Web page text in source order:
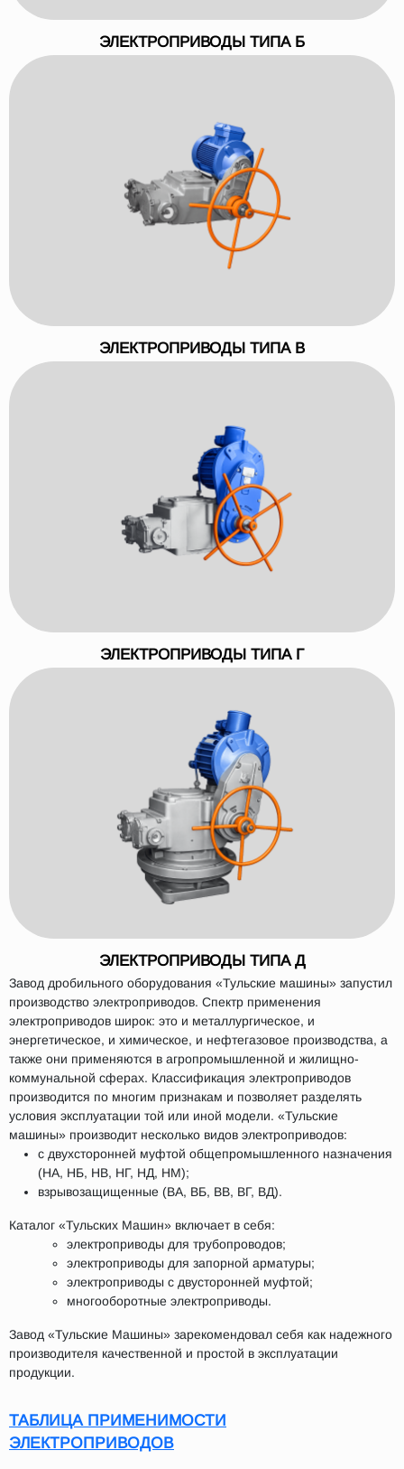
ЭЛЕКТРОПРИВОДЫ ТИПА Б
ЭЛЕКТРОПРИВОДЫ ТИПА В
ЭЛЕКТРОПРИВОДЫ ТИПА Г
ЭЛЕКТРОПРИВОДЫ ТИПА Д
Завод дробильного оборудования «Тульские машины» запустил
производство электроприводов. Спектр применения
электроприводов широк: это и металлургическое, и
энергетическое, и химическое, и нефтегазовое производства, а
также они применяются в агропромышленной и жилищно-
коммунальной сферах. Классификация электроприводов
производится по многим признакам и позволяет разделять
условия эксплуатации той или иной модели. «Тульские
машины» производит несколько видов электроприводов:
с двухсторонней муфтой общепромышленного назначения
(НА, НБ, НВ, НГ, НД, НМ);
взрывозащищенные (ВА, ВБ, ВВ, ВГ, ВД).
Каталог «Тульских Машин» включает в себя:
электроприводы для трубопроводов;
электроприводы для запорной арматуры;
электроприводы с двусторонней муфтой;
многооборотные электроприводы.
Завод «Тульские Машины» зарекомендовал себя как надежного
производителя качественной и простой в эксплуатации
продукции.
ТАБЛИЦА ПРИМЕНИМОСТИ
ЭЛЕКТРОПРИВОДОВ